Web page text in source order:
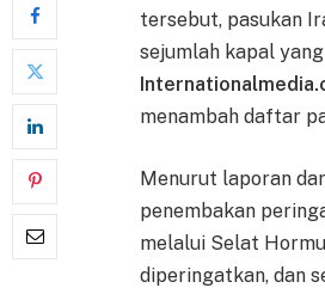
tersebut, pasukan
sejumlah kapal
menambah daftar
Menurut laporan
penembakan
melalui Selat
diperingatkan, dan